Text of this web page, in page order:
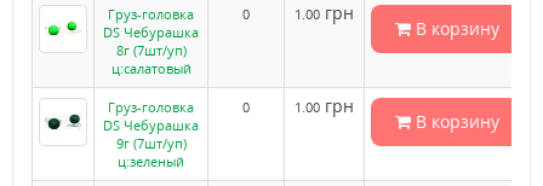
Груз-головка
DS Чебурашка
8г (7шт/уп)
ц:салатовый
0 1.00 грн
В корзину
Груз-головка
DS Чебурашка
9г (7шт/уп)
ц:зеленый
0 1.00 грн
В корзину